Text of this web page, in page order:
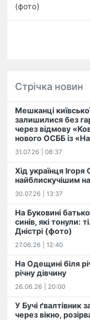
(фото)
Стрічка новин
Мешканці
залишилися без
через відмову
нового ОСББ із
31.07.26 | 08:37
Хід українця
найблискучішим
30.07.26 | 13:37
На Буковині
синів, які тонули:
Дністрі (фото)
27.06.26 | 12:40
На Одещині біля
річну дівчину
26.06.26 | 20:00
У Бучі ґвалтівник
через вікно,